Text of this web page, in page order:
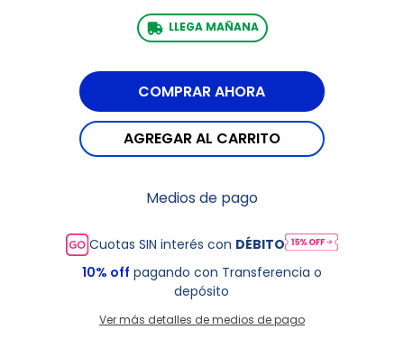
LLEGA MAÑANA
Medios de pago
Cuotas SIN interés con DÉBITO
10% off pagando con Transferencia o
depósito
Ver más detalles de medios de pago